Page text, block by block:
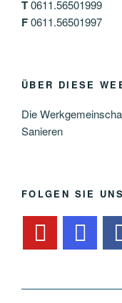
T0611.56501999
F0611.56501997
ÜBER DIESE
Die
Sanieren
FOLGEN SIE UNS